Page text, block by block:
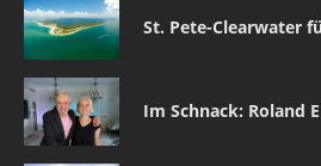
St. Pete-Clearwater
Im Schnack: Roland